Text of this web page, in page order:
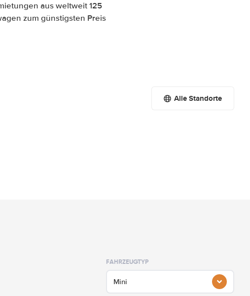
aus weltweit 125
zum günstigsten Preis
Alle Standorte
FAHRZEUGTYP
Mini